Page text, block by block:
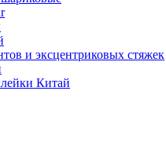
и эксцентриковых стяжек
Китай